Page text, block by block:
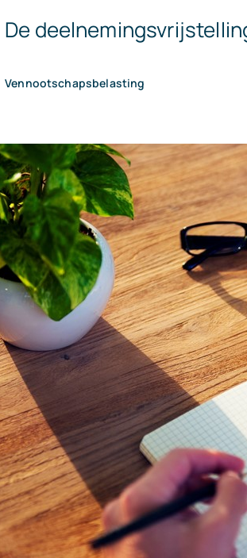
De
Vennootschapsbelasting